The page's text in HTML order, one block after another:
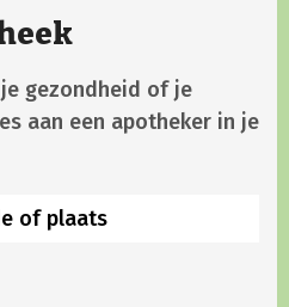
gezondheid of je
aan een apotheker in je